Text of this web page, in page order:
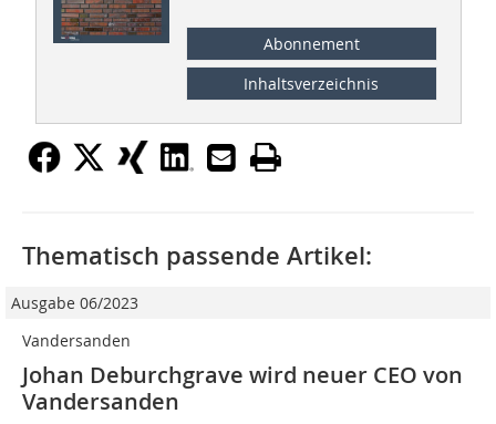
Abonnement
Inhaltsverzeichnis
Thematisch passende Artikel:
Ausgabe 06/2023
Vandersanden
Johan Deburchgrave wird neuer CEO von
Vandersanden